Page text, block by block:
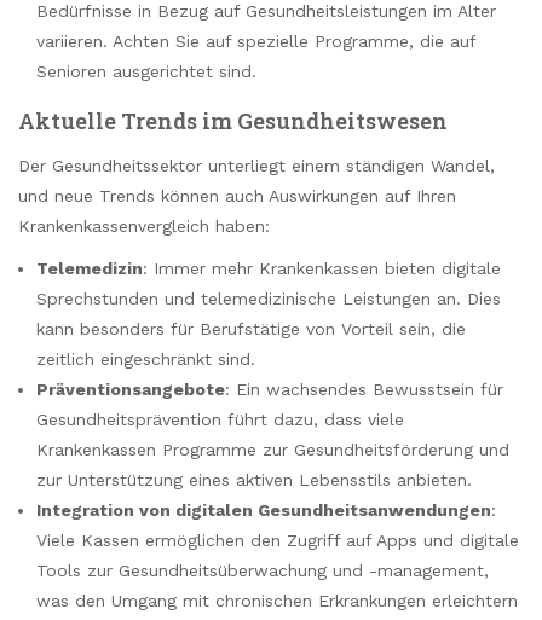
Bedürfnisse in Bezug auf Gesundheitsleistungen im Alter
variieren. Achten Sie auf spezielle Programme, die auf
Senioren ausgerichtet sind.
Aktuelle Trends im Gesundheitswesen
Der Gesundheitssektor unterliegt einem ständigen Wandel,
und neue Trends können auch Auswirkungen auf Ihren
Krankenkassenvergleich haben:
Telemedizin: Immer mehr Krankenkassen bieten digitale
Sprechstunden und telemedizinische Leistungen an. Dies
kann besonders für Berufstätige von Vorteil sein, die
zeitlich eingeschränkt sind.
Präventionsangebote: Ein wachsendes Bewusstsein für
Gesundheitsprävention führt dazu, dass viele
Krankenkassen Programme zur Gesundheitsförderung und
zur Unterstützung eines aktiven Lebensstils anbieten.
Integration von digitalen Gesundheitsanwendungen:
Viele Kassen ermöglichen den Zugriff auf Apps und digitale
Tools zur Gesundheitsüberwachung und -management,
was den Umgang mit chronischen Erkrankungen erleichtern